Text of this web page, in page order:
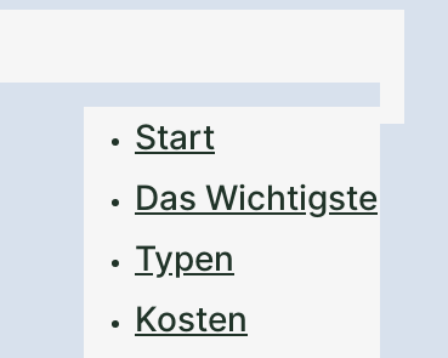
Start
Das Wichtigste
Typen
Kosten